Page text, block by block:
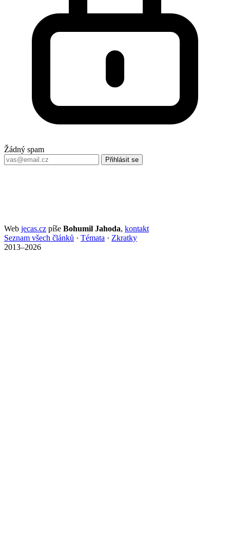
Žádný spam
Přihlásit se
Web jecas.cz píše Bohumil Jahoda, kontakt
Seznam všech článků · Témata · Zkratky
2013–2026